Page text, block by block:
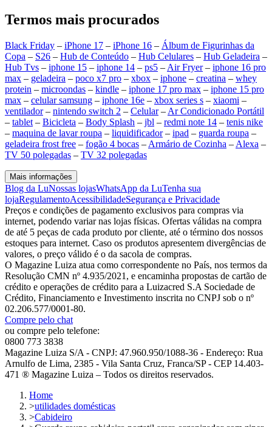
Termos mais procurados
Black Friday – iPhone 17 – iPhone 16 – Álbum de Figurinhas da
Copa – S26 – Hub de Conteúdo – Hub Celulares – Hub Geladeira –
Hub Tvs – iphone 15 – iphone 14 – ps5 – Air Fryer– iphone 16 pro
max – geladeira – poco x7 pro – xbox – iphone – creatina – whey
protein – microondas – kindle – iphone 17 pro max – iphone 15 pro
max – celular samsung – iphone 16e – xbox series s – xiaomi –
ventilador– nintendo switch 2 – Celular– Ar Condicionado Portátil
– tablet – Bicicleta – Body Splash – jbl – redmi note 14 – tenis nike
– maquina de lavar roupa – liquidificador– ipad – guarda roupa –
geladeira frost free – fogão 4 bocas – Armário de Cozinha – Alexa –
TV 50 polegadas – TV 32 polegadas
Mais informações
Blog da LuNossas lojasWhatsApp da LuTenha sua
lojaRegulamentoAcessibilidadeSegurança e Privacidade
Preços e condições de pagamento exclusivos para compras via
internet, podendo variar nas lojas físicas. Ofertas válidas na compra
de até 5 peças de cada produto por cliente, até o término dos nossos
estoques para internet. Caso os produtos apresentem divergências de
valores, o preço válido é o da sacola de compras.
O Magazine Luiza atua como correspondente no País, nos termos da
Resolução CMN nº 4.935/2021, e encaminha propostas de cartão de
crédito e operações de crédito para a Luizacred S.A Sociedade de
Crédito, Financiamento e Investimento inscrita no CNPJ sob o nº
02.206.577/0001-80.
Compre pelo chat
ou compre pelo telefone:
0800 773 3838
Magazine Luiza S/A - CNPJ: 47.960.950/1088-36 - Endereço: Rua
Arnulfo de Lima, 2385 - Vila Santa Cruz, Franca/SP - CEP 14.403-
471 ® Magazine Luiza – Todos os direitos reservados.
Home
>utilidades domésticas
>Cabideiro